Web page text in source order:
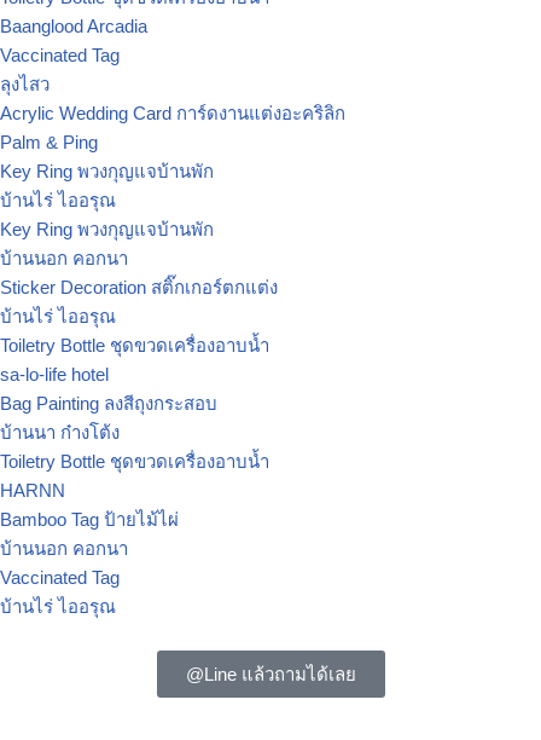
Baanglood Arcadia
Vaccinated Tag
ลุงไสว
Acrylic Wedding Card การ์ดงานแต่งอะคริลิก
Palm & Ping
Key Ring พวงกุญแจบ้านพัก
บ้านไร่ ไออรุณ
Key Ring พวงกุญแจบ้านพัก
บ้านนอก คอกนา
Sticker Decoration สติ๊กเกอร์ตกแต่ง
บ้านไร่ ไออรุณ
Toiletry Bottle ชุดขวดเครื่องอาบน้ำ
sa-lo-life hotel
Bag Painting ลงสีถุงกระสอบ
บ้านนา ก๋างโต้ง
Toiletry Bottle ชุดขวดเครื่องอาบน้ำ
HARNN
Bamboo Tag ป้ายไม้ไผ่
บ้านนอก คอกนา
Vaccinated Tag
บ้านไร่ ไออรุณ
@Line แล้วถามได้เลย